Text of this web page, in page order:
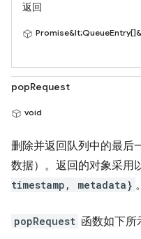
返回
popRequest
void
删除并返回队列中的最后
数据）。返回的对象采用
timestamp, metadata} 。
popRequest 函数如下所